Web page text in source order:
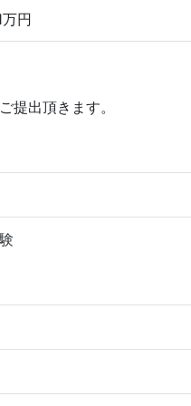
円
提出頂きます。